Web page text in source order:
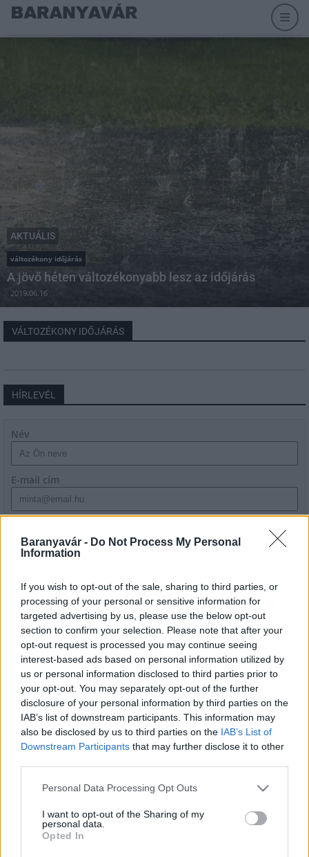
Baranyavár - Do Not Process My Personal
Information
If you wish to opt-out of the sale, sharing to third parties, or
processing of your personal or sensitive information for
targeted advertising by us, please use the below opt-out
section to confirm your selection. Please note that after your
opt-out request is processed you may continue seeing
interest-based ads based on personal information utilized by
us or personal information disclosed to third parties prior to
your opt-out. You may separately opt-out of the further
disclosure of your personal information by third parties on the
IAB’s list of downstream participants. This information may
also be disclosed by us to third parties on the IAB’s List of
Downstream Participants that may further disclose it to other
Please note that this website/app uses one or more Google
not limited to your visit or usage behaviour. You may click to
grant or deny consent to Google and its third-party tags to
use your data for below specified purposes in below Google
Personal Data Processing Opt Outs
I want to opt-out of the Sharing of my
personal data.
Opted In
AKTUÁLIS
változékony időjárás
A jövő héten változékonyabb lesz az időjárás
2019.06.16
VÁLTOZÉKONY IDŐJÁRÁS
HÍRLEVÉL
Név
E-mail cím
szabályzatot!
HÍRDETÉS
LEGFRISSEBB
Helyi hírek
Amire többmillióan vártunk: szombattól
másodfokúra csökken a riasztás
Országos hírek
továbbképzésekkel erősít a Gál Ferenc
Egyetem